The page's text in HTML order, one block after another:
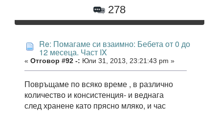
278
Re: Помагаме си взаимно: Бебета от 0 до
12 месеца. Част IX
« Отговор #92 -: Юли 31, 2013, 23:21:43 pm »
Повръщаме по всяко време , в различно
количество и консистенция- и веднага
след хранене като прясно мляко, и час